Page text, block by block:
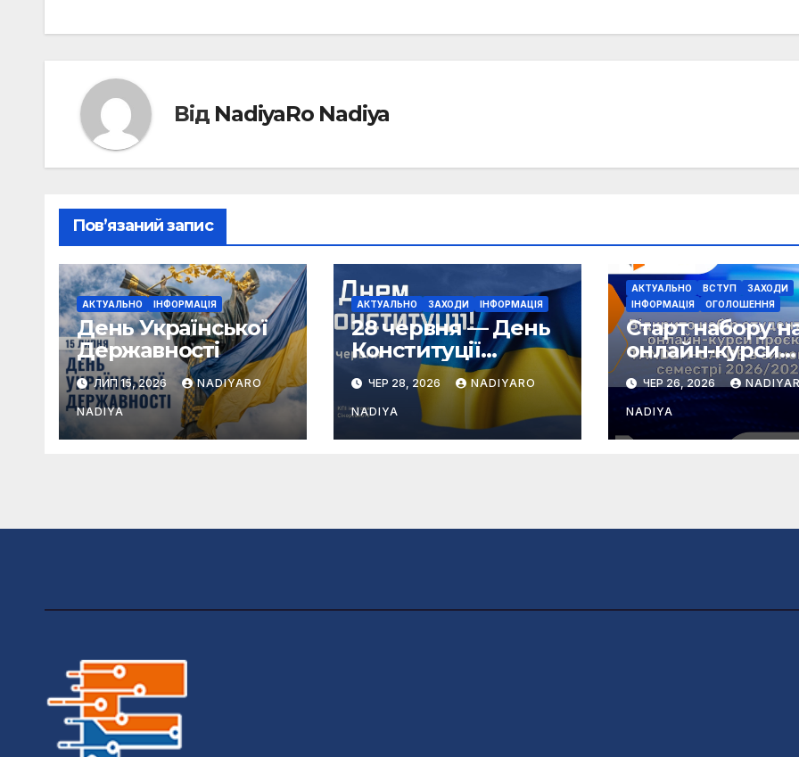
Від NadiyaRo Nadiya
Пов’язаний запис
АКТУАЛЬНО ІНФОРМАЦІЯ
День Української
Державності
ЛИП 15, 2026 NADIYARO
NADIYA
АКТУАЛЬНО ЗАХОДИ ІНФОРМАЦІЯ
28 червня — День
Конституції
України
ЧЕР 28, 2026 NADIYARO
NADIYA
АКТУАЛЬНО ВСТУП
ЗАХОДИ
ІНФОРМАЦІЯ
ОГОЛОШЕННЯ
Старт набору
онлайн-курси
проєкту
UA-DE у
семестрі
2026/2027!
ЧЕР 26, 2026
NADIYA